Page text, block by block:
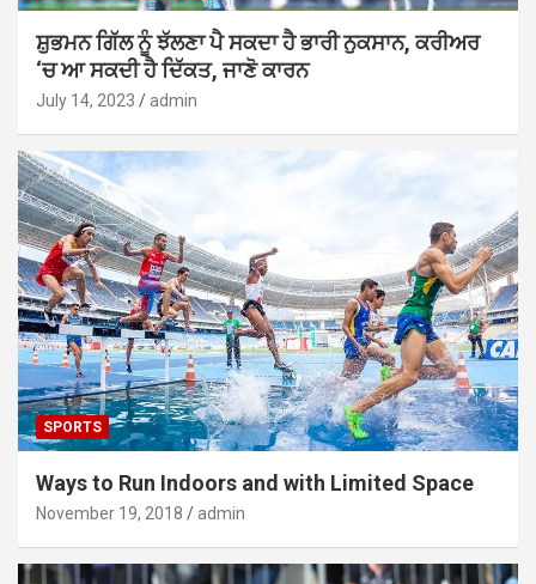
ਸ਼ੁਭਮਨ ਗਿੱਲ ਨੂੰ ਝੱਲਣਾ ਪੈ ਸਕਦਾ ਹੈ ਭਾਰੀ ਨੁਕਸਾਨ, ਕਰੀਅਰ
‘ਚ ਆ ਸਕਦੀ ਹੈ ਦਿੱਕਤ, ਜਾਣੋ ਕਾਰਨ
July 14, 2023 admin
SPORTS
Ways to Run Indoors and with Limited Space
November 19, 2018 admin